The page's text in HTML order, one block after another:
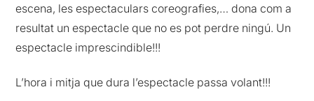
escena, les espectaculars coreografies,… dona com a
resultat un espectacle que no es pot perdre ningú. Un
espectacle imprescindible!!!
L’hora i mitja que dura l’espectacle passa volant!!!